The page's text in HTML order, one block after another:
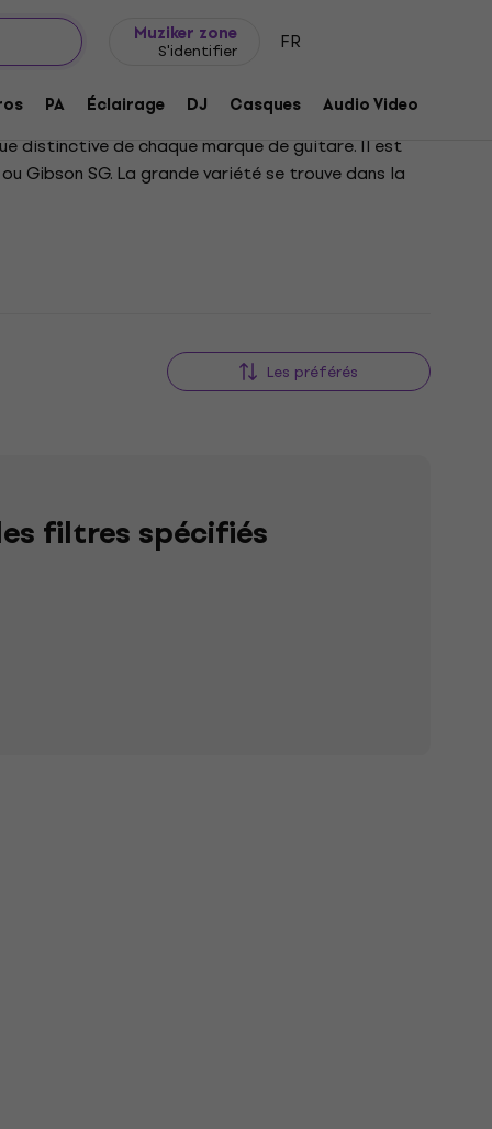
Muziker zone
S'identifier FR
PA Éclairage DJ Casques Audio Video
distinctive de chaque marque de guitare. Il est
Gibson SG. La grande variété se trouve dans la
Les préférés
filtres spécifiés